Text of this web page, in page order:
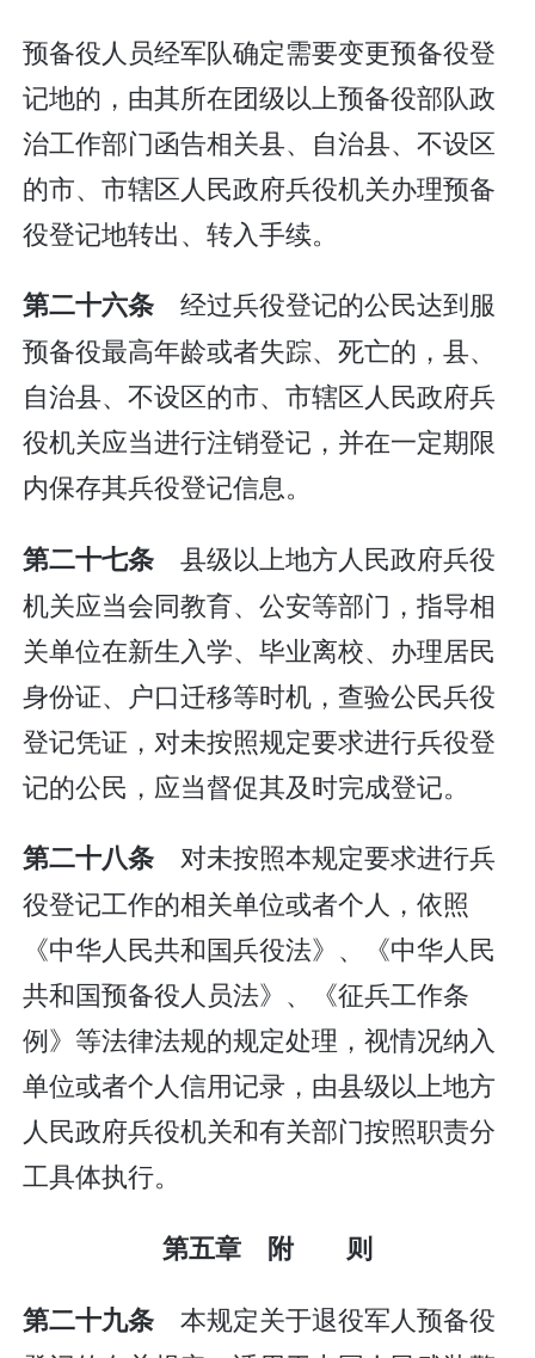
预备役人员经军队确定需要变更预备役登
记地的，由其所在团级以上预备役部队政
治工作部门函告相关县、自治县、不设区
的市、市辖区人民政府兵役机关办理预备
役登记地转出、转入手续。
第二十六条经过兵役登记的公民达到服
预备役最高年龄或者失踪、死亡的，县、
自治县、不设区的市、市辖区人民政府兵
役机关应当进行注销登记，并在一定期限
内保存其兵役登记信息。
第二十七条县级以上地方人民政府兵役
机关应当会同教育、公安等部门，指导相
关单位在新生入学、毕业离校、办理居民
身份证、户口迁移等时机，查验公民兵役
登记凭证，对未按照规定要求进行兵役登
记的公民，应当督促其及时完成登记。
第二十八条对未按照本规定要求进行兵
役登记工作的相关单位或者个人，依照
《中华人民共和国兵役法》、《中华人民
共和国预备役人员法》、《征兵工作条
例》等法律法规的规定处理，视情况纳入
单位或者个人信用记录，由县级以上地方
人民政府兵役机关和有关部门按照职责分
工具体执行。
第五章 附 则
第二十九条 本规定关于退役军人预备役